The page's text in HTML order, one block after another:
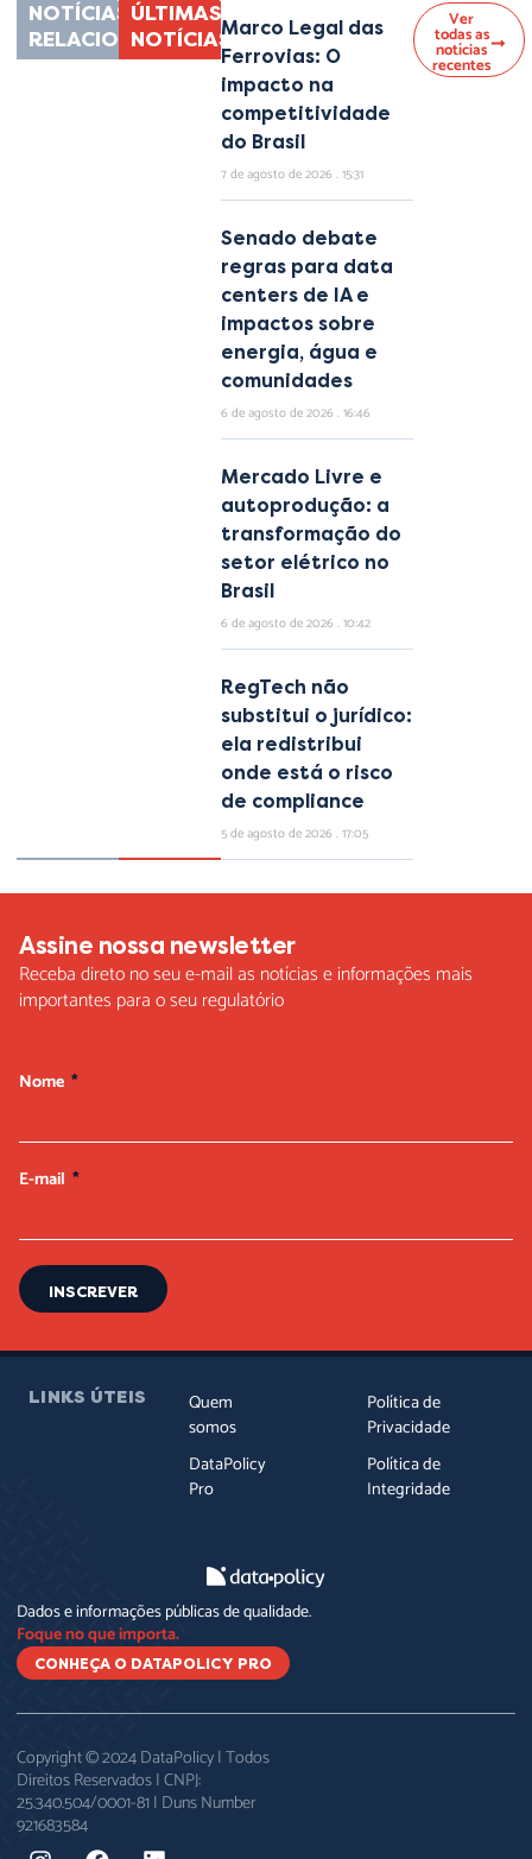
NOTÍCIAS
RELACIONADAS
ÚLTIMAS
NOTÍCIASMarco Legal das
Ferrovias: O
impacto na
competitividade
do Brasil
7 de agosto de 2026 15:31
Senado debate
regras para data
centers de IA e
impactos sobre
energia, água e
comunidades
6 de agosto de 2026 16:46
Mercado Livre e
autoprodução: a
transformação do
setor elétrico no
Brasil
6 de agosto de 2026 10:42
RegTech não
substitui o jurídico:
ela redistribui
onde está o risco
de compliance
5 de agosto de 2026 17:05
Ver
todas as
notícias
recentes
Assine nossa newsletter
Receba direto no seu e-mail as notícias e informações mais
importantes para o seu regulatório
Nome
E-mail
INSCREVER
LINKS ÚTEIS
Quem
somos
DataPolicy
Pro
Política de
Privacidade
Política de
Integridade
Dados e informações públicas de qualidade.
Foque no que importa.
CONHEÇA O DATAPOLICY PRO
Copyright © 2024 DataPolicy | Todos
Direitos Reservados | CNPJ:
25.340.504/0001-81 | Duns Number
921683584